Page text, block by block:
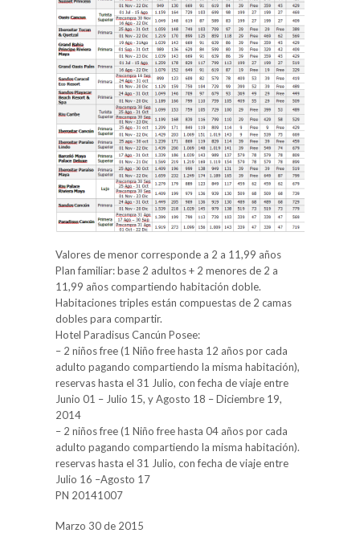
Valores de menor corresponde a 2 a 11,99 años
Plan familiar: base 2 adultos + 2 menores de 2 a
11,99 años compartiendo habitación doble.
Habitaciones triples están compuestas de 2 camas
dobles para compartir.
Hotel Paradisus Cancún Posee:
– 2 niños free (1 Niño free hasta 12 años por cada
adulto pagando compartiendo la misma habitación),
reservas hasta el 31 Julio, con fecha de viaje entre
Junio 01 – Julio 15, y Agosto 18 – Diciembre 19,
2014
– 2 niños free (1 Niño free hasta 04 años por cada
adulto pagando compartiendo la misma habitación).
reservas hasta el 31 Julio, con fecha de viaje entre
Julio 16 –Agosto 17
PN 20141007
Marzo 30 de 2015